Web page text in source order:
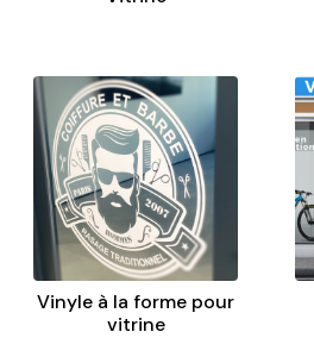
Vinyle à la forme pour
vitrine